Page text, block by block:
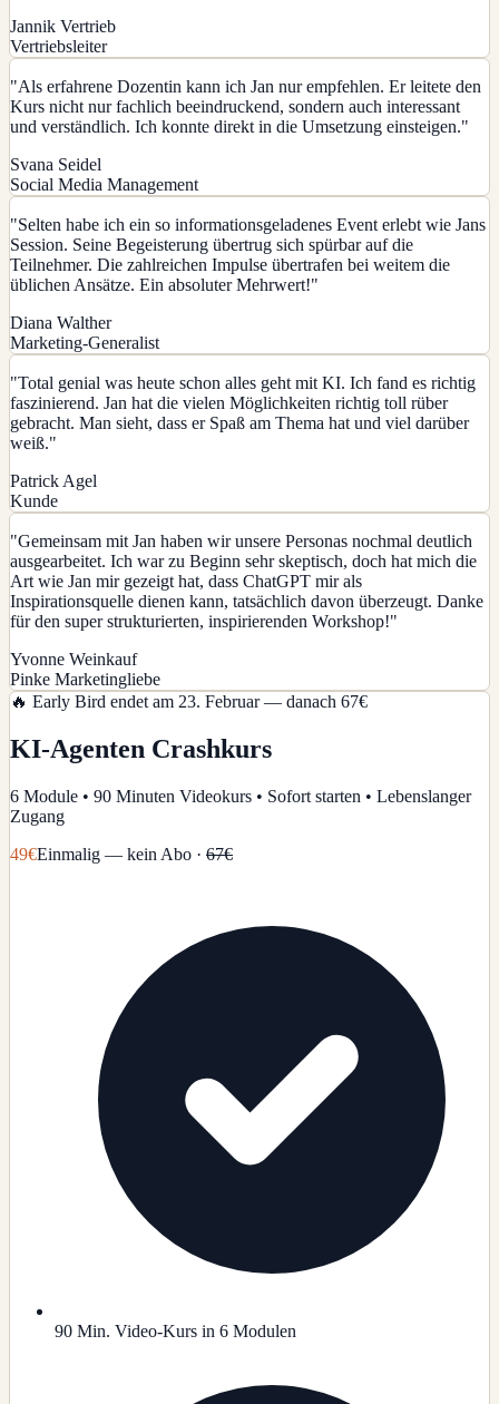
Jannik Vertrieb
Vertriebsleiter
"Als erfahrene Dozentin kann ich Jan nur empfehlen. Er leitete den
Kurs nicht nur fachlich beeindruckend, sondern auch interessant
und verständlich. Ich konnte direkt in die Umsetzung einsteigen."
Svana Seidel
Social Media Management
"Selten habe ich ein so informationsgeladenes Event erlebt wie Jans
Session. Seine Begeisterung übertrug sich spürbar auf die
Teilnehmer. Die zahlreichen Impulse übertrafen bei weitem die
üblichen Ansätze. Ein absoluter Mehrwert!"
Diana Walther
Marketing-Generalist
"Total genial was heute schon alles geht mit KI. Ich fand es richtig
faszinierend. Jan hat die vielen Möglichkeiten richtig toll rüber
gebracht. Man sieht, dass er Spaß am Thema hat und viel darüber
weiß."
Patrick Agel
Kunde
"Gemeinsam mit Jan haben wir unsere Personas nochmal deutlich
ausgearbeitet. Ich war zu Beginn sehr skeptisch, doch hat mich die
Art wie Jan mir gezeigt hat, dass ChatGPT mir als
Inspirationsquelle dienen kann, tatsächlich davon überzeugt. Danke
für den super strukturierten, inspirierenden Workshop!"
Yvonne Weinkauf
Pinke Marketingliebe
🔥 Early Bird endet am 23. Februar — danach 67€
KI-Agenten Crashkurs
6 Module • 90 Minuten Videokurs • Sofort starten • Lebenslanger
Zugang
49€Einmalig — kein Abo · 67€
90 Min. Video-Kurs in 6 Modulen